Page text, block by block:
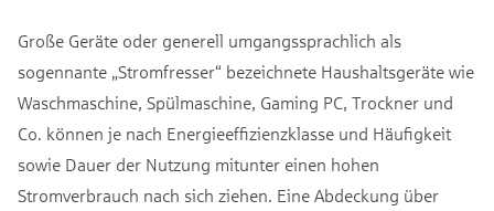
Große Geräte oder generell umgangssprachlich als
sogennante „Stromfresser“ bezeichnete Haushaltsgeräte wie
Waschmaschine, Spülmaschine, Gaming PC, Trockner und
Co. können je nach Energieeffizienzklasse und Häufigkeit
sowie Dauer der Nutzung mitunter einen hohen
Stromverbrauch nach sich ziehen. Eine Abdeckung über